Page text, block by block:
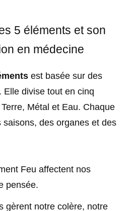
5 éléments et son
en médecine
est basée sur des
Elle divise tout en cinq
Métal et Eau. Chaque
des organes et des
Feu affectent nos
pensée.
gèrent notre colère, notre